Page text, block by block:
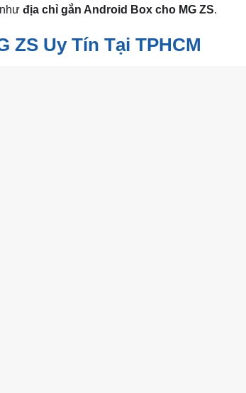
địa chỉ gắn Android Box cho MG ZS.
ZS Uy Tín Tại TPHCM